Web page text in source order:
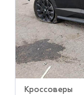
Кроссоверы